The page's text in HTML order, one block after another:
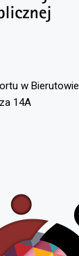
w Bierutowie
14A